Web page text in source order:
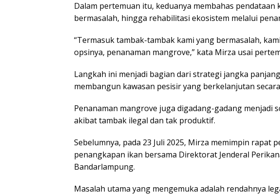
Dalam pertemuan itu, keduanya membahas
bermasalah, hingga rehabilitasi ekosistem melalui
“Termasuk tambak-tambak kami yang bermasalah,
opsinya, penanaman mangrove,” kata Mirza usai
Langkah ini menjadi bagian dari strategi jangka
membangun kawasan pesisir yang berkelanjutan
Penanaman mangrove juga digadang-gadang menjadi
akibat tambak ilegal dan tak produktif.
Sebelumnya, pada 23 Juli 2025, Mirza memimpin rapat
penangkapan ikan bersama Direktorat Jenderal
Bandarlampung.
Masalah utama yang mengemuka adalah rendahnya